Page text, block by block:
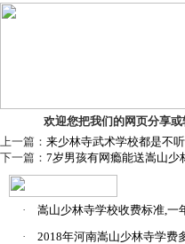
欢迎您把我们的网页分享
上一篇： 来少林寺武术学校都是不
下一篇： 7岁男孩有网瘾能送嵩山少
·
嵩山少林寺学校收费标准,一
·
2018年河南嵩山少林寺学费